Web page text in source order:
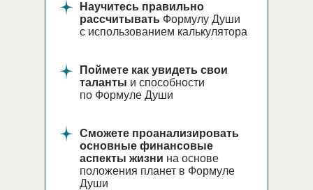
Научитесь правильно
рассчитывать Формулу Души
с использованием калькулятора
Поймете как увидеть свои
таланты и способности
по Формуле Души
Сможете проанализировать
основные финансовые
аспекты жизни на основе
положения планет в Формуле
Души